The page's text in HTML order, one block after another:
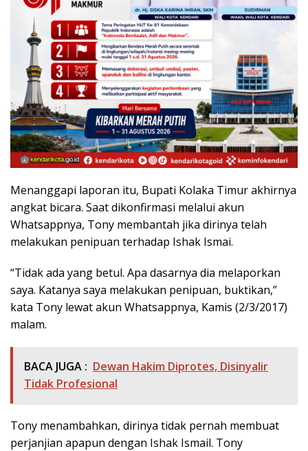
Menanggapi laporan itu, Bupati Kolaka Timur akhirnya
angkat bicara. Saat dikonfirmasi melalui akun
Whatsappnya, Tony membantah jika dirinya telah
melakukan penipuan terhadap Ishak Ismai.
“Tidak ada yang betul. Apa dasarnya dia melaporkan
saya. Katanya saya melakukan penipuan, buktikan,”
kata Tony lewat akun Whatsappnya, Kamis (2/3/2017)
malam.
BACA JUGA : Dewan Hakim Diprotes, Disinyalir
Tidak Profesional
Tony menambahkan, dirinya tidak pernah membuat
perjanjian apapun dengan Ishak Ismail. Tony